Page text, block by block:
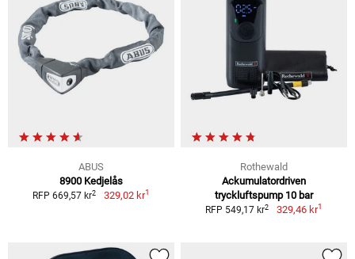
ABUS
8900 Kedjelås
RFP 669,57 kr2 329,02 kr1
Rothewald
Ackumulatordriven
tryckluftspump 10 bar
RFP 549,17 kr2 329,46 kr1